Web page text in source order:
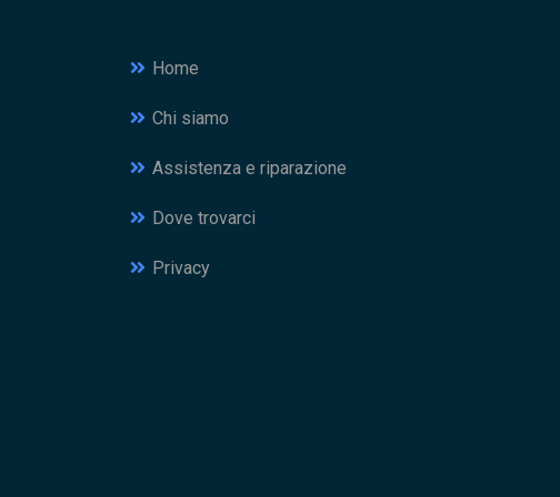
Home
Chi siamo
Assistenza e riparazione
Dove trovarci
Privacy